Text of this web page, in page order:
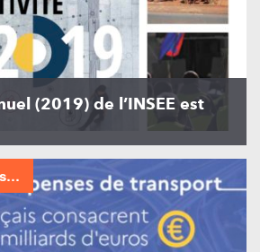
(2019) de l’INSEE est